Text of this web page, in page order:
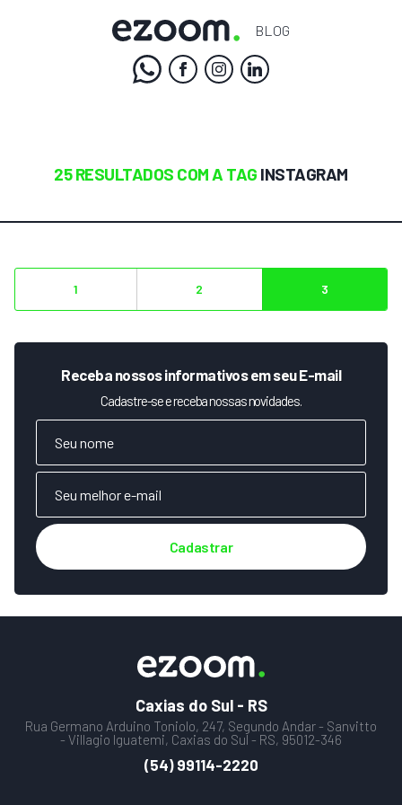
BLOG
25 RESULTADOS COM A TAG INSTAGRAM
1 2 3
Receba nossos informativos em seu E-mail
Cadastre-se e receba nossas novidades.
Cadastrar
Caxias do Sul - RS
Rua Germano Arduino Toniolo, 247, Segundo Andar - Sanvitto
- Villagio Iguatemi, Caxias do Sul - RS, 95012-346
(54) 99114-2220